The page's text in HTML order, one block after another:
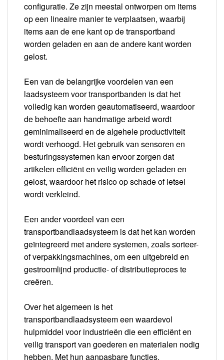
configuratie. Ze zijn meestal ontworpen om items
op een lineaire manier te verplaatsen, waarbij
items aan de ene kant op de transportband
worden geladen en aan de andere kant worden
gelost.
Een van de belangrijke voordelen van een
laadsysteem voor transportbanden is dat het
volledig kan worden geautomatiseerd, waardoor
de behoefte aan handmatige arbeid wordt
geminimaliseerd en de algehele productiviteit
wordt verhoogd. Het gebruik van sensoren en
besturingssystemen kan ervoor zorgen dat
artikelen efficiënt en veilig worden geladen en
gelost, waardoor het risico op schade of letsel
wordt verkleind.
Een ander voordeel van een
transportbandlaadsysteem is dat het kan worden
geïntegreerd met andere systemen, zoals sorteer-
of verpakkingsmachines, om een uitgebreid en
gestroomlijnd productie- of distributieproces te
creëren.
Over het algemeen is het
transportbandlaadsysteem een waardevol
hulpmiddel voor industrieën die een efficiënt en
veilig transport van goederen en materialen nodig
hebben. Met hun aanpasbare functies,